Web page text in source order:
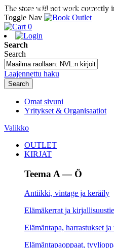
The store will not work correctly
Toggle Nav
0
Search
Search
Laajennettu haku
Search
Omat sivuni
Yritykset & Organisaatiot
Valikko
SEURAA TILAUSTASI
OUTLET
KIRJAT
Teema A — Ö
Antiikki, vintage ja keräily
Elämäkerrat ja
Elämäntapa, harrastukset ja
Elämäntapaoppaat,